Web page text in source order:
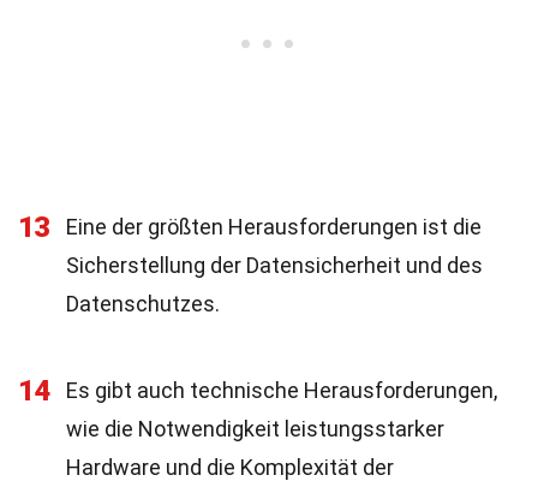
13
Eine der größten Herausforderungen ist die
Sicherstellung der Datensicherheit und des
Datenschutzes.
14
Es gibt auch technische Herausforderungen,
wie die Notwendigkeit leistungsstarker
Hardware und die Komplexität der